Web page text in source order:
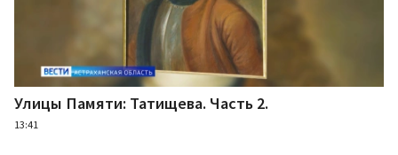
Улицы Памяти: Татищева. Часть 2.
13:41